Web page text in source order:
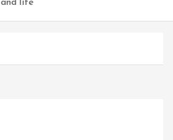
and life